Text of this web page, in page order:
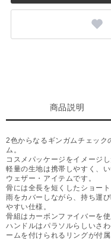
商品説明
2色からなるギンガムチェック
ム。
コスメパッケージをイメージ
軽量の生地は携帯しやすく、
ウェザー・アイテムです。
骨には全長を短くしたショー
雨をカバーしながら、持ち運
やすい仕様。
骨組はカーボンファイバーを
ハンドルはパラソルらしいさ
ームを付けられるリングが付属